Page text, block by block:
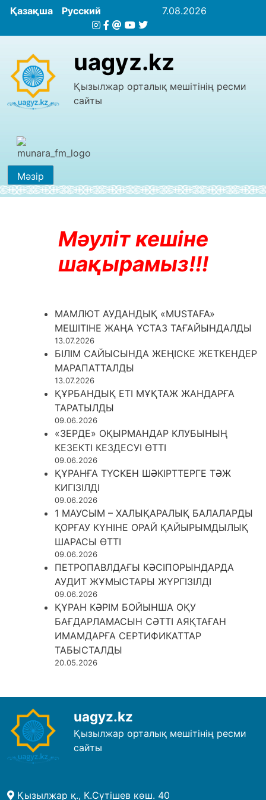
Қазақша Русский 7.08.2026
uagyz.kz
Қызылжар орталық мешітінің ресми
сайты
Мәзір
Мәуліт кешіне
шақырамыз!!!
МАМЛЮТ АУДАНДЫҚ «MUSTAFA»
МЕШІТІНЕ ЖАҢА ҰСТАЗ ТАҒАЙЫНДАЛДЫ
13.07.2026
БІЛІМ САЙЫСЫНДА ЖЕҢІСКЕ ЖЕТКЕНДЕР
МАРАПАТТАЛДЫ
13.07.2026
ҚҰРБАНДЫҚ ЕТІ МҰҚТАЖ ЖАНДАРҒА
ТАРАТЫЛДЫ
09.06.2026
«ЗЕРДЕ» ОҚЫРМАНДАР КЛУБЫНЫҢ
КЕЗЕКТІ КЕЗДЕСУІ ӨТТІ
09.06.2026
ҚҰРАНҒА ТҮСКЕН ШӘКІРТТЕРГЕ ТӘЖ
КИГІЗІЛДІ
09.06.2026
1 МАУСЫМ – ХАЛЫҚАРАЛЫҚ БАЛАЛАРДЫ
ҚОРҒАУ КҮНІНЕ ОРАЙ ҚАЙЫРЫМДЫЛЫҚ
ШАРАСЫ ӨТТІ
09.06.2026
ПЕТРОПАВЛДАҒЫ КӘСІПОРЫНДАРДА
АУДИТ ЖҰМЫСТАРЫ ЖҮРГІЗІЛДІ
09.06.2026
ҚҰРАН КӘРІМ БОЙЫНША ОҚУ
БАҒДАРЛАМАСЫН СӘТТІ АЯҚТАҒАН
ИМАМДАРҒА СЕРТИФИКАТТАР
ТАБЫСТАЛДЫ
20.05.2026
uagyz.kz
Қызылжар орталық мешітінің ресми
сайты
Қызылжар қ., К.Сүтішев көш. 40